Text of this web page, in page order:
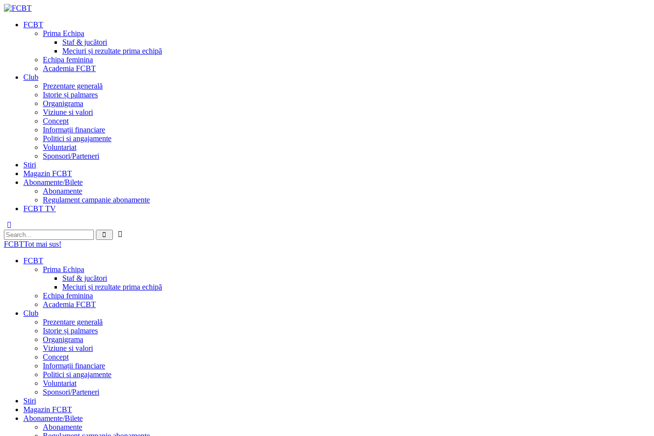
FCBT
Prima Echipa
Staf & jucători
Meciuri și rezultate prima echipă
Echipa feminina
Academia FCBT
Club
Prezentare generală
Istorie și palmares
Organigrama
Viziune si valori
Concept
Informații financiare
Politici si angajamente
Voluntariat
Sponsori/Parteneri
Stiri
Magazin FCBT
Abonamente/Bilete
Abonamente
Regulament campanie abonamente
FCBT TV
FCBTTot mai sus!
FCBT
Prima Echipa
Staf & jucători
Meciuri și rezultate prima echipă
Echipa feminina
Academia FCBT
Club
Prezentare generală
Istorie și palmares
Organigrama
Viziune si valori
Concept
Informații financiare
Politici si angajamente
Voluntariat
Sponsori/Parteneri
Stiri
Magazin FCBT
Abonamente/Bilete
Abonamente